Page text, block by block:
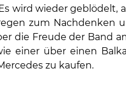
wird wieder geblödelt,
zum Nachdenken
die Freude der Band
einer über einen
zu kaufen.